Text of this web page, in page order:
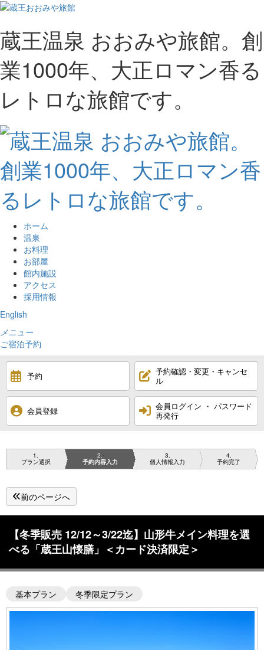
蔵王温泉 おおみや旅館。創
業1000年、大正ロマン香る
レトロな旅館です。
ホーム
温泉
お料理
お部屋
館内施設
アクセス
採用情報
English
メニュー
ご宿泊予約
予約
予約確認・変更・キャンセ
ル
会員登録
会員ログイン ・ パスワード
再発行
1
プラン選択
2
予約内容入力
3
個人情報入力
4
予約完了
前のページへ
【冬季販売 12/12～3/22迄】山形牛メイン料理を選
べる「蔵王山懐膳」＜カード決済限定＞
基本プラン 冬季限定プラン